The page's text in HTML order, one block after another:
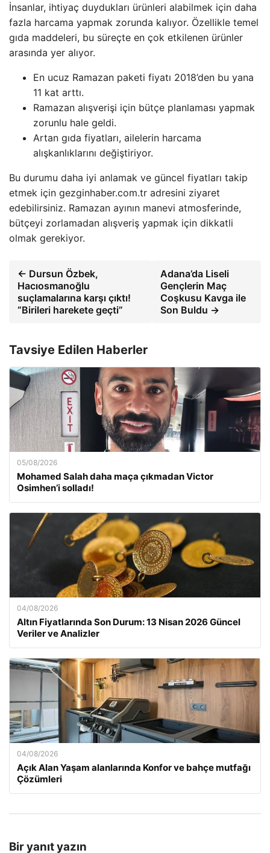
İnsanlar, ihtiyaç duydukları ürünleri alabilmek için daha
fazla harcama yapmak zorunda kalıyor. Özellikle temel
gıda maddeleri, bu süreçte en çok etkilenen ürünler
arasında yer alıyor.
En ucuz Ramazan paketi fiyatı 2018’den bu yana
11 kat arttı.
Ramazan alışverişi için bütçe planlaması yapmak
zorunlu hale geldi.
Artan gıda fiyatları, ailelerin harcama
alışkanlıklarını değiştiriyor.
Bu durumu daha iyi anlamak ve güncel fiyatları takip
etmek için gezginhaber.com.tr adresini ziyaret
edebilirsiniz. Ramazan ayının manevi atmosferinde,
bütçeyi zorlamadan alışveriş yapmak için dikkatli
olmak gerekiyor.
← Dursun Özbek,
Hacıosmanoğlu
suçlamalarına karşı çıktı!
“Birileri harekete geçti”
Adana’da Liseli
Gençlerin Maç
Coşkusu Kavga ile
Son Buldu →
Tavsiye Edilen Haberler
05/08/2026
Mohamed Salah daha maça çıkmadan Victor
Osimhen’i solladı!
04/08/2026
Altın Fiyatlarında Son Durum: 13 Nisan 2026 Güncel
Veriler ve Analizler
04/08/2026
Açık Alan Yaşam alanlarında Konfor ve bahçe mutfağı
Çözümleri
Bir yanıt yazın